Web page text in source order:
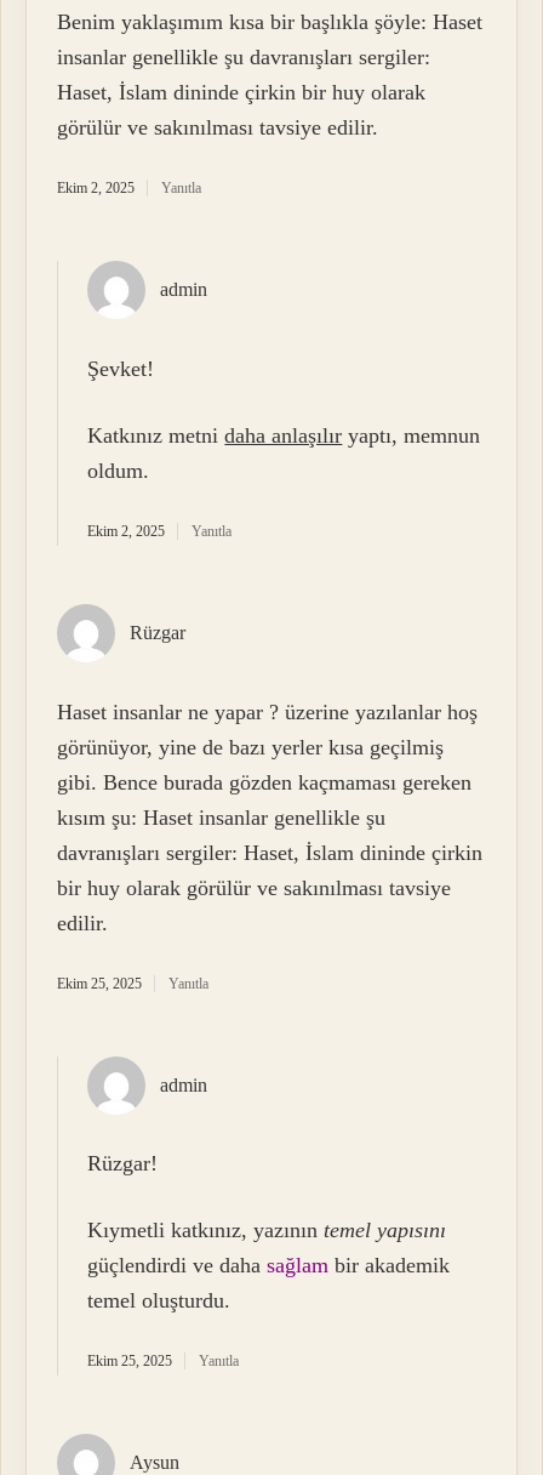
Benim yaklaşımım kısa bir başlıkla şöyle: Haset
insanlar genellikle şu davranışları sergiler:
Haset, İslam dininde çirkin bir huy olarak
görülür ve sakınılması tavsiye edilir.
Ekim 2, 2025 Yanıtla
admin
Şevket!
Katkınız metnidaha anlaşılır yaptı, memnun
oldum.
Ekim 2, 2025 Yanıtla
Rüzgar
Haset insanlar ne yapar ? üzerine yazılanlar hoş
görünüyor, yine de bazı yerler kısa geçilmiş
gibi. Bence burada gözden kaçmaması gereken
kısım şu: Haset insanlar genellikle şu
davranışları sergiler: Haset, İslam dininde çirkin
bir huy olarak görülür ve sakınılması tavsiye
edilir.
Ekim 25, 2025 Yanıtla
admin
Rüzgar!
Kıymetli katkınız, yazının temel yapısını
güçlendirdi ve dahasağlam bir akademik
temel oluşturdu.
Ekim 25, 2025 Yanıtla
Aysun